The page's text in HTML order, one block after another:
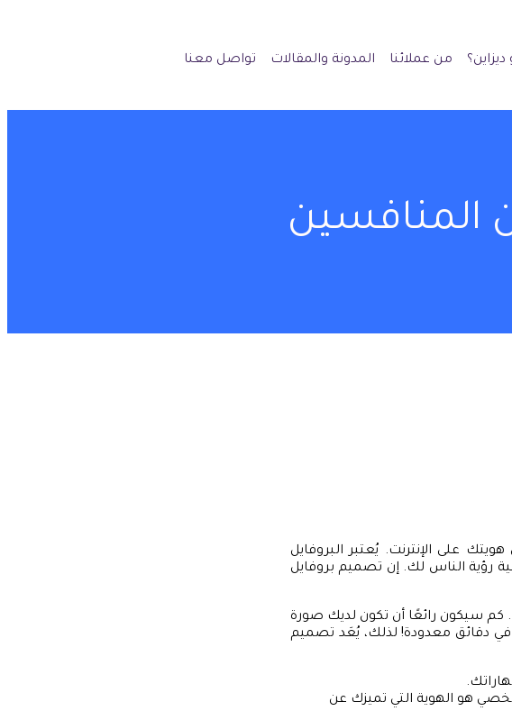
من عملائنا المدونة والمقالات تواصل معنا
المنافسين
على الإنترنت. يُعتبر البروفايل
رؤية الناس لك. إن تصميم بروفايل
كم سيكون رائعًا أن تكون لديك صورة
دقائق معدودة! لذلك، يُعَد تصميم
هو الهوية التي تميزك عن